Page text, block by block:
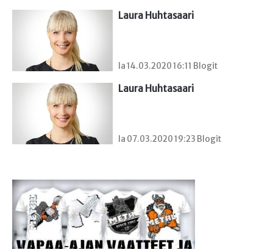
Laura Huhtasaari
la 14.03.2020 16:11 Blogit
Laura Huhtasaari
la 07.03.2020 19:23 Blogit